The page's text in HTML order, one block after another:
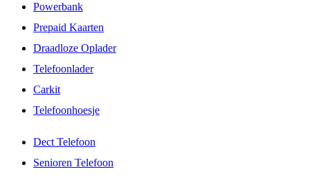
Powerbank
Prepaid Kaarten
Draadloze Oplader
Telefoonlader
Carkit
Telefoonhoesje
Dect Telefoon
Senioren Telefoon